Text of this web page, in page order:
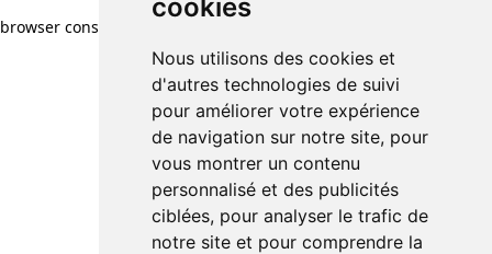
cookies
Nous utilisons des cookies et
d'autres technologies de suivi
pour améliorer votre expérience
de navigation sur notre site, pour
vous montrer un contenu
personnalisé et des publicités
ciblées, pour analyser le trafic de
notre site et pour comprendre la
browser console for more information)